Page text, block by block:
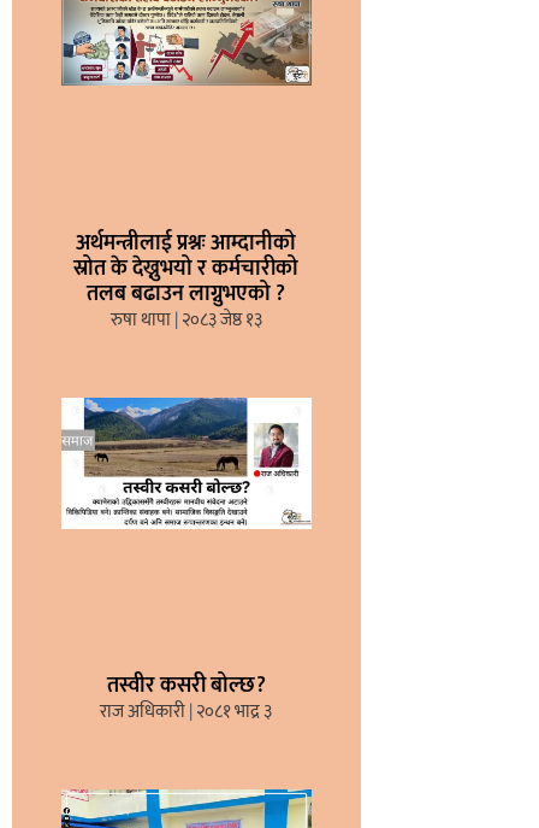
अर्थमन्त्रीलाई प्रश्नः आम्दानीको
स्रोत के देख्नुभयो र कर्मचारीको
तलब बढाउन लाग्नुभएको ?
रुषा थापा २०८३ जेष्ठ १३
तस्वीर कसरी बोल्छ?
राज अधिकारी २०८१ भाद्र ३